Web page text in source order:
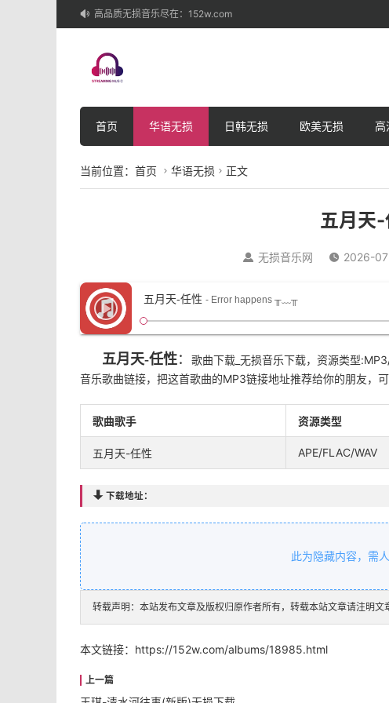
 高品质无损音乐尽在：152w.com
首页 华语无损 日韩无损 欧美无损 高
当前位置： 首页  华语无损  正文
五月天
 无损音乐网  2026-
五月天-任性 - Error happens ╥﹏╥
五月天-任性： 歌曲下载_无损音乐下载，资源类型
音乐歌曲链接，把这首歌曲的MP3链接地址推荐给你的朋友，
歌曲歌手 资源类型
五月天-任性 APE/FLAC/WAV
 下载地址：
此为隐藏内容，需
转载声明：本站发布文章及版权归原作者所有，转载本站文章请注明文
本文链接： https://152w.com/albums/18985.html